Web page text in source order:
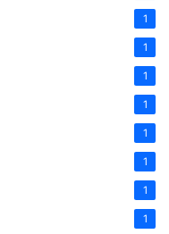
1
1
1
1
1
1
1
1